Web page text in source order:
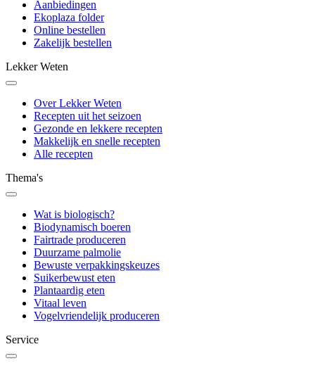
Aanbiedingen
Ekoplaza folder
Online bestellen
Zakelijk bestellen
Lekker Weten
Over Lekker Weten
Recepten uit het seizoen
Gezonde en lekkere recepten
Makkelijk en snelle recepten
Alle recepten
Thema's
Wat is biologisch?
Biodynamisch boeren
Fairtrade produceren
Duurzame palmolie
Bewuste verpakkingskeuzes
Suikerbewust eten
Plantaardig eten
Vitaal leven
Vogelvriendelijk produceren
Service